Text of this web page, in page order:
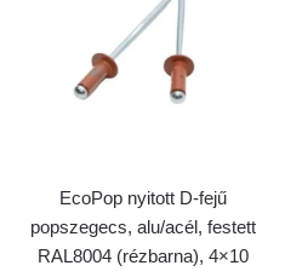
EcoPop nyitott D-fejű
popszegecs, alu/acél, festett
RAL8004 (rézbarna), 4×10